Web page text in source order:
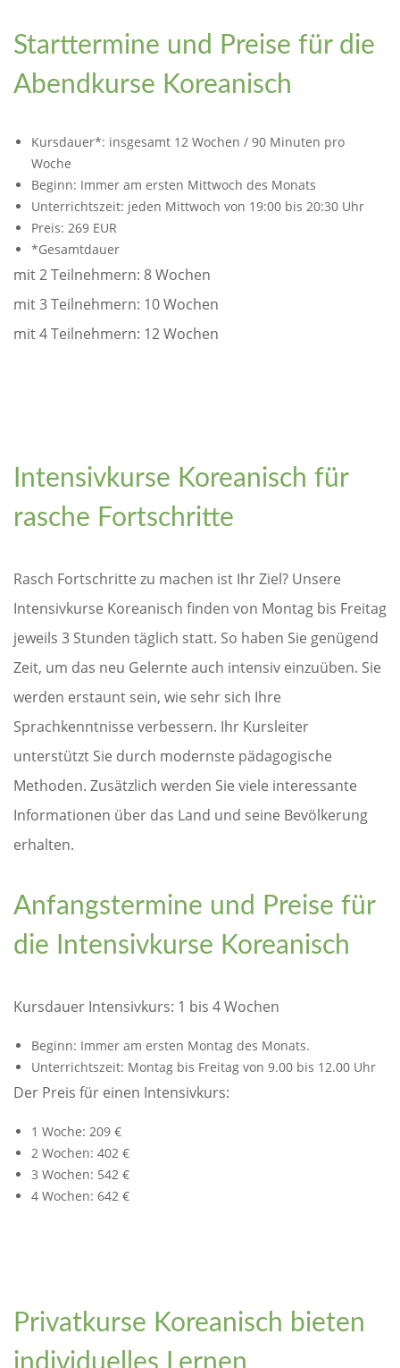
Starttermine und Preise für die
Abendkurse Koreanisch
Kursdauer*: insgesamt 12 Wochen / 90 Minuten pro
Woche
Beginn: Immer am ersten Mittwoch des Monats
Unterrichtszeit: jeden Mittwoch von 19:00 bis 20:30 Uhr
Preis: 269 EUR
*Gesamtdauer
mit 2 Teilnehmern: 8 Wochen
mit 3 Teilnehmern: 10 Wochen
mit 4 Teilnehmern: 12 Wochen
Intensivkurse Koreanisch für
rasche Fortschritte
Rasch Fortschritte zu machen ist Ihr Ziel? Unsere
Intensivkurse Koreanisch finden von Montag bis Freitag
jeweils 3 Stunden täglich statt. So haben Sie genügend
Zeit, um das neu Gelernte auch intensiv einzuüben. Sie
werden erstaunt sein, wie sehr sich Ihre
Sprachkenntnisse verbessern. Ihr Kursleiter
unterstützt Sie durch modernste pädagogische
Methoden. Zusätzlich werden Sie viele interessante
Informationen über das Land und seine Bevölkerung
erhalten.
Anfangstermine und Preise für
die Intensivkurse Koreanisch
Kursdauer Intensivkurs: 1 bis 4 Wochen
Beginn: Immer am ersten Montag des Monats.
Unterrichtszeit: Montag bis Freitag von 9.00 bis 12.00 Uhr
Der Preis für einen Intensivkurs:
1 Woche: 209 €
2 Wochen: 402 €
3 Wochen: 542 €
4 Wochen: 642 €
Privatkurse Koreanisch bieten